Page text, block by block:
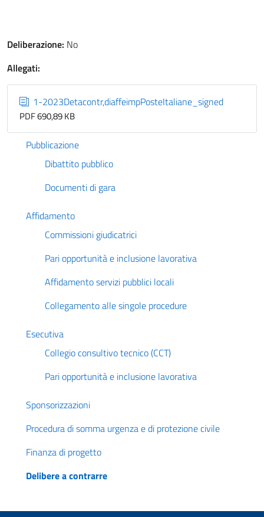
Deliberazione: No
Allegati:
1-2023Detacontr,diaffeimpPosteItaliane_signed
PDF 690,89 KB
Pubblicazione
Dibattito pubblico
Documenti di gara
Affidamento
Commissioni giudicatrici
Pari opportunità e inclusione lavorativa
Affidamento servizi pubblici locali
Collegamento alle singole procedure
Esecutiva
Collegio consultivo tecnico (CCT)
Pari opportunità e inclusione lavorativa
Sponsorizzazioni
Procedura di somma urgenza e di protezione civile
Finanza di progetto
Delibere a contrarre